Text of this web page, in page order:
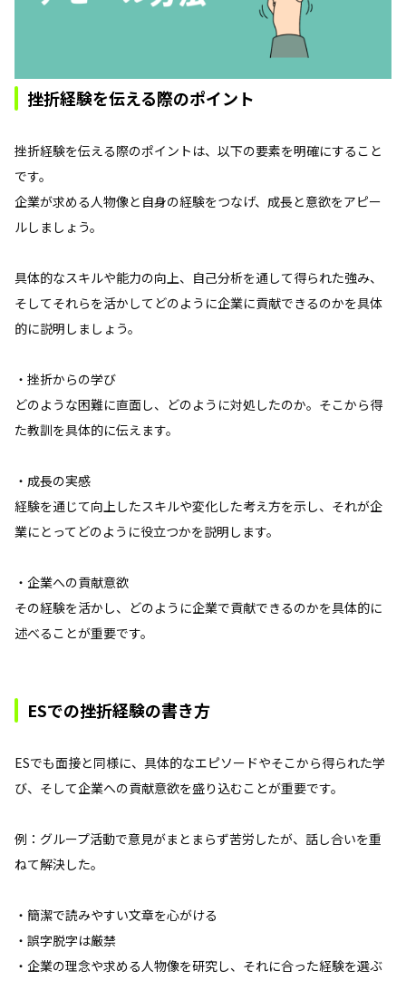
挫折経験を伝える際のポイント
挫折経験を伝える際のポイントは、以下の要素を明確にすること
です。
企業が求める人物像と自身の経験をつなげ、成長と意欲をアピー
ルしましょう。
具体的なスキルや能力の向上、自己分析を通して得られた強み、
そしてそれらを活かしてどのように企業に貢献できるのかを具体
的に説明しましょう。
・挫折からの学び
どのような困難に直面し、どのように対処したのか。そこから得
た教訓を具体的に伝えます。
・成長の実感
経験を通じて向上したスキルや変化した考え方を示し、それが企
業にとってどのように役立つかを説明します。
・企業への貢献意欲
その経験を活かし、どのように企業で貢献できるのかを具体的に
述べることが重要です。
ESでの挫折経験の書き方
ESでも面接と同様に、具体的なエピソードやそこから得られた学
び、そして企業への貢献意欲を盛り込むことが重要です。
例：グループ活動で意見がまとまらず苦労したが、話し合いを重
ねて解決した。
・簡潔で読みやすい文章を心がける
・誤字脱字は厳禁
・企業の理念や求める人物像を研究し、それに合った経験を選ぶ